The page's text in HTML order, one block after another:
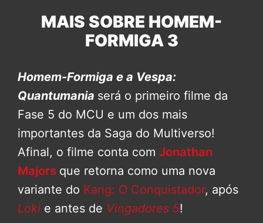
MAIS SOBRE HOMEM-
FORMIGA 3
Homem-Formiga e a Vespa:
Quantumania será o primeiro filme da
Fase 5 do MCU e um dos mais
importantes da Saga do Multiverso!
Afinal, o filme conta com Jonathan
Majors que retorna como uma nova
variante do Kang: O Conquistador, após
Loki e antes de Vingadores 5!